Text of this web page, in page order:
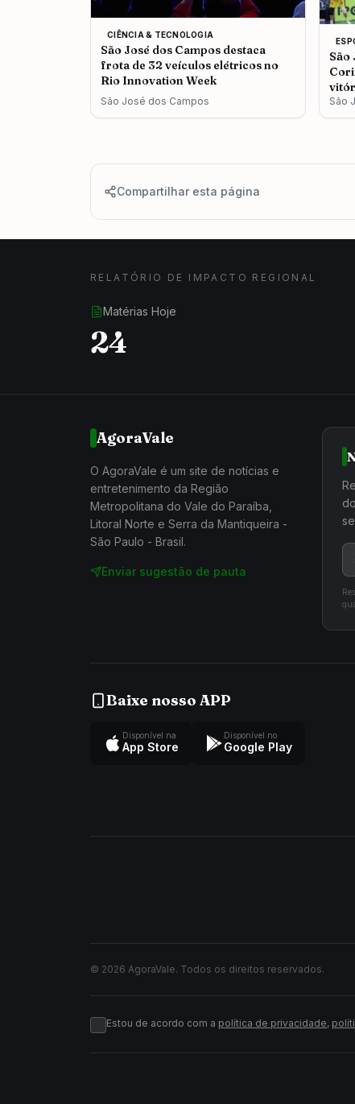
CIÊNCIA & TECNOLOGIA
São José dos Campos destaca
frota de 32 veículos elétricos no
Rio Innovation Week
São José dos Campos
São
São
Compartilhar esta página
RELATÓRIO DE IMPACTO REGIONAL
Matérias Hoje
24
AgoraVale
O AgoraVale é um site de notícias e
entretenimento da Região
Metropolitana do Vale do Paraíba,
Litoral Norte e Serra da Mantiqueira -
São Paulo - Brasil.
Enviar sugestão de pauta
Baixe nosso APP
Disponível na
App Store
Disponível no
Google Play
© 2026 AgoraVale. Todos os direitos reservados.
Estou de acordo com a política de privacidade,